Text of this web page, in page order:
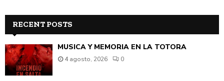
RECENT POSTS
MÚSICA Y MEMORIA EN LA TOTORA
4 agosto, 2026 0